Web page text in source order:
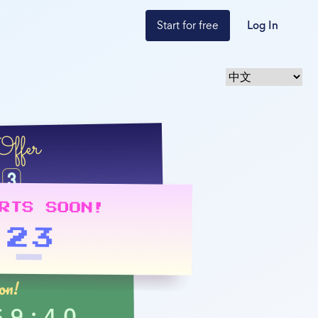
Start for free Log In